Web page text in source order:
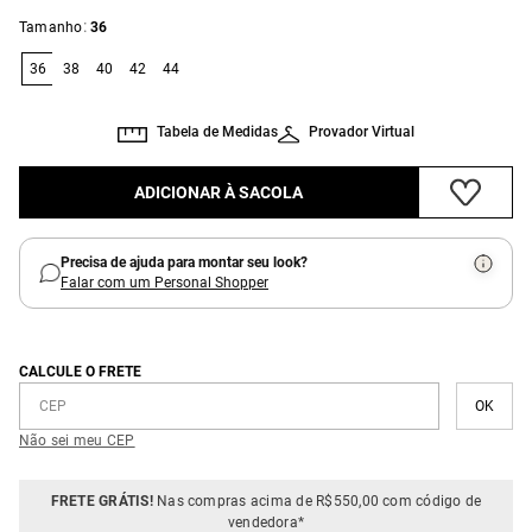
Tamanho: 36
36 38 40 42 44
Provador Virtual
Tabela de Medidas
ADICIONAR À SACOLA
Precisa de ajuda para montar seu look?
Falar com um Personal Shopper
CALCULE O FRETE
Não sei meu CEP
FRETE GRÁTIS!Nas compras acima de R$550,00 com código de
vendedora*